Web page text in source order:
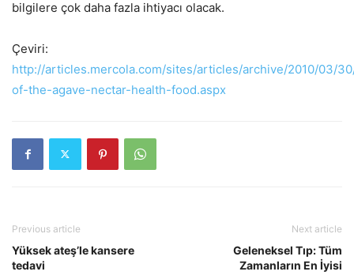
bilgilere çok daha fazla ihtiyacı olacak.
Çeviri:
http://articles.mercola.com/sites/articles/archive/2010/03/
of-the-agave-nectar-health-food.aspx
Previous article
Yüksek ateş’le kansere
tedavi
Next article
Geleneksel Tıp: Tüm
Zamanların En İyisi